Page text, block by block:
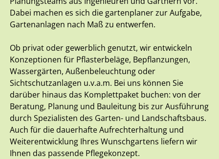
Dabei machen es sich die gartenplaner zur Aufgabe,
Gartenanlagen nach Maß zu entwerfen.
Ob privat oder gewerblich genutzt, wir entwickeln
Konzeptionen für Pflasterbeläge, Bepflanzungen,
Wassergärten, Außenbeleuchtung oder
Sichtschutzanlagen u.v.a.m. Bei uns können Sie
darüber hinaus das Komplettpaket buchen: von der
Beratung, Planung und Bauleitung bis zur Ausführung
durch Spezialisten des Garten- und Landschaftsbaus.
Auch für die dauerhafte Aufrechterhaltung und
Weiterentwicklung Ihres Wunschgartens liefern wir
Ihnen das passende Pflegekonzept.